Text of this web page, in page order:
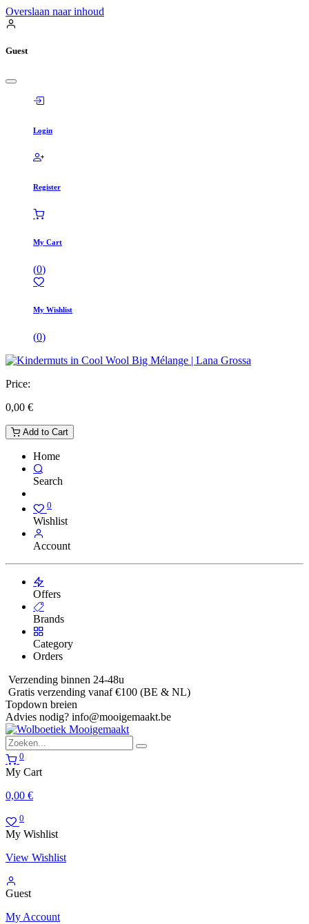
Overslaan naar inhoud
Guest
Login
Register
My Cart
(0)
My Wishlist
(0)
Price:
0,00 €
Add to Cart
Home
Search
0
Wishlist
Account
Offers
Brands
Category
Orders
Verzending binnen 24-48u
Gratis verzending vanaf €100 (BE & NL)
Topdown breien
Advies nodig? info@mooigemaakt.be
0
My Cart
0,00 €
0
My Wishlist
View Wishlist
Guest
My Account